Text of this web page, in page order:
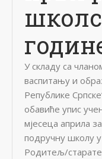
У складу са
васпитању и
Републике
обавиће упис
мјесеца априла
подручну школу
Родитељ/